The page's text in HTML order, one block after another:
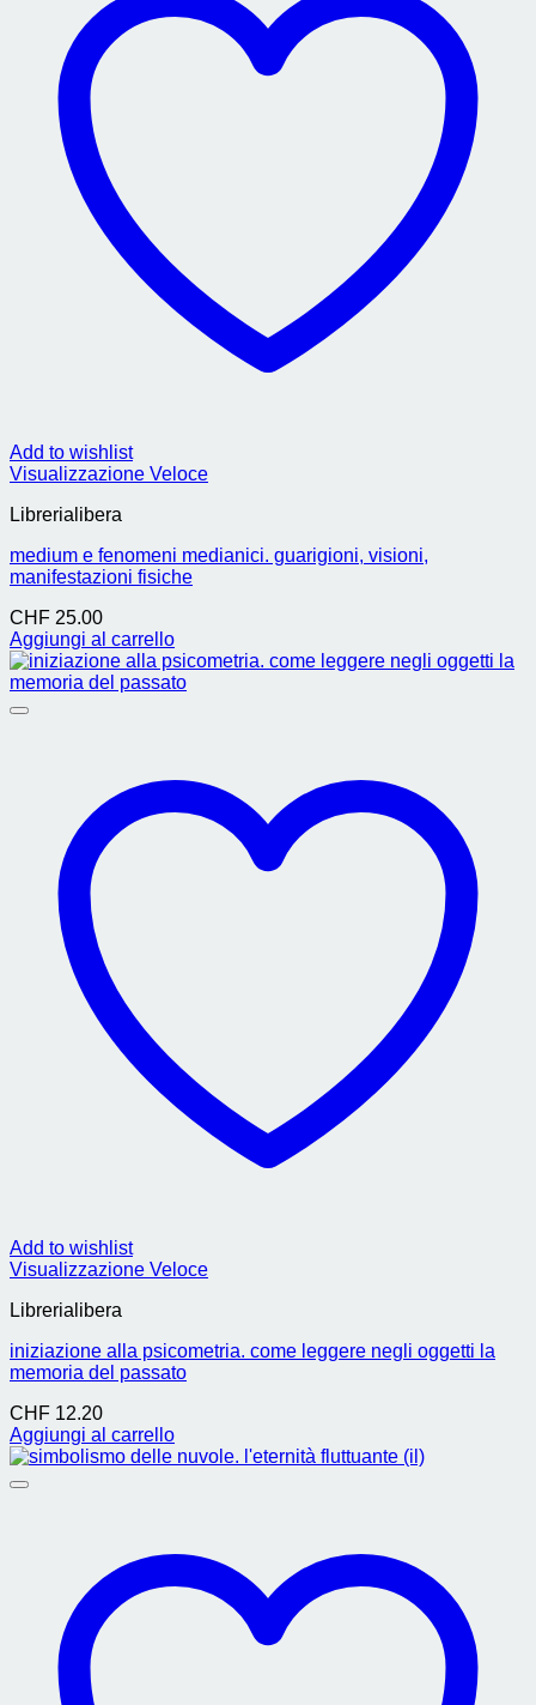
Add to wishlist
Visualizzazione Veloce
Librerialibera
medium e fenomeni medianici. guarigioni, visioni,
manifestazioni fisiche
CHF 25.00
Aggiungi al carrello
Add to wishlist
Visualizzazione Veloce
Librerialibera
iniziazione alla psicometria. come leggere negli oggetti la
memoria del passato
CHF 12.20
Aggiungi al carrello